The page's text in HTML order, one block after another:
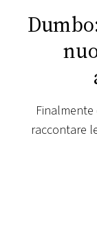
MONACO
raccontare